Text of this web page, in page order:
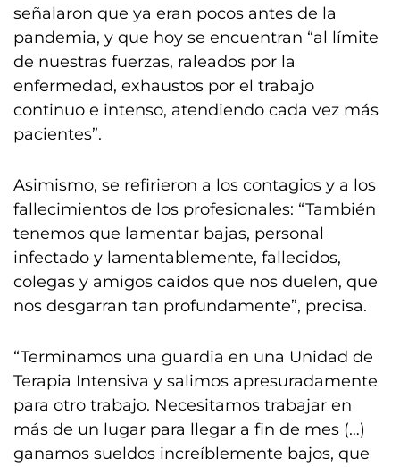
señalaron que ya eran pocos antes de la
pandemia, y que hoy se encuentran “al límite
de nuestras fuerzas, raleados por la
enfermedad, exhaustos por el trabajo
continuo e intenso, atendiendo cada vez más
pacientes”.
Asimismo, se refirieron a los contagios y a los
fallecimientos de los profesionales: “También
tenemos que lamentar bajas, personal
infectado y lamentablemente, fallecidos,
colegas y amigos caídos que nos duelen, que
nos desgarran tan profundamente”, precisa.
“Terminamos una guardia en una Unidad de
Terapia Intensiva y salimos apresuradamente
para otro trabajo. Necesitamos trabajar en
más de un lugar para llegar a fin de mes (…)
ganamos sueldos increíblemente bajos, que